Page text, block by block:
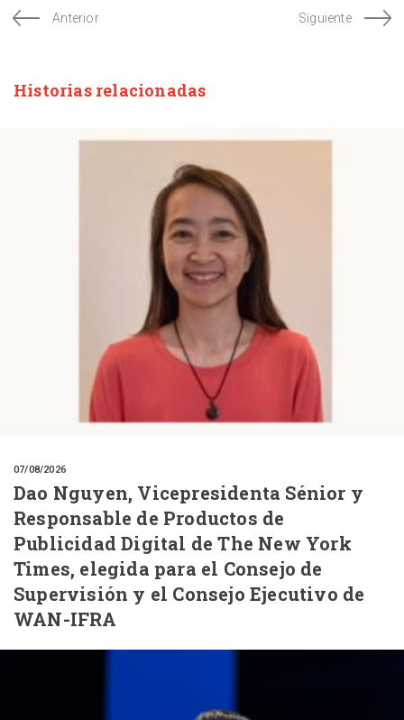
Anterior Siguiente
Historias relacionadas
07/08/2026
Dao Nguyen, Vicepresidenta Sénior y
Responsable de Productos de
Publicidad Digital de The New York
Times, elegida para el Consejo de
Supervisión y el Consejo Ejecutivo de
WAN-IFRA